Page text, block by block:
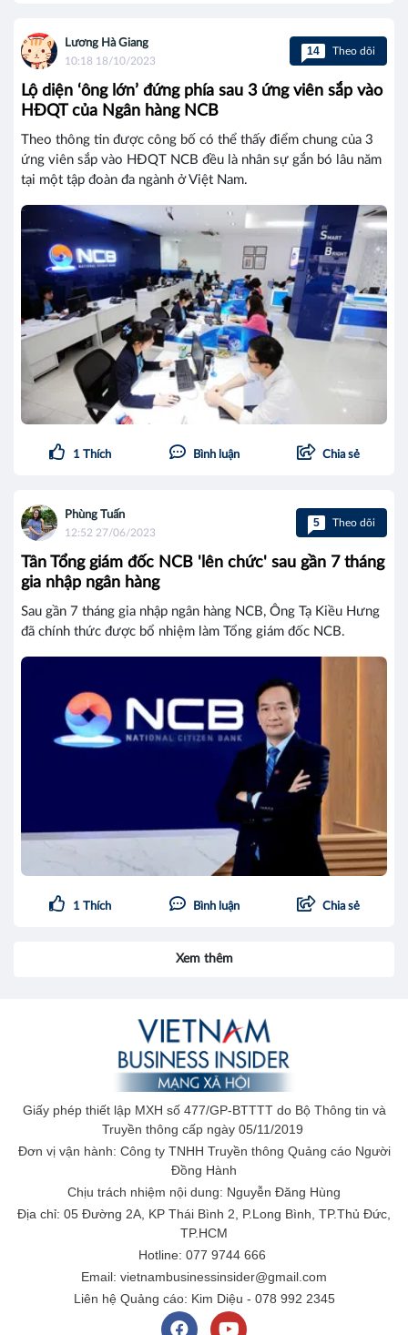
Lương Hà Giang
10:18 18/10/2023
14 Theo dõi
Lộ diện ‘ông lớn’ đứng phía sau 3 ứng viên sắp vào
HĐQT của Ngân hàng NCB
Theo thông tin được công bố có thể thấy điểm chung của 3
ứng viên sắp vào HĐQT NCB đều là nhân sự gắn bó lâu năm
tại một tập đoàn đa ngành ở Việt Nam.
1 Thích Bình luận Chia sẻ
Phùng Tuấn
12:52 27/06/2023
5 Theo dõi
Tân Tổng giám đốc NCB 'lên chức' sau gần 7 tháng
gia nhập ngân hàng
Sau gần 7 tháng gia nhập ngân hàng NCB, Ông Tạ Kiều Hưng
đã chính thức được bổ nhiệm làm Tổng giám đốc NCB.
1 Thích Bình luận Chia sẻ
Xem thêm
Giấy phép thiết lập MXH số 477/GP-BTTTT do Bộ Thông tin và
Truyền thông cấp ngày 05/11/2019
Đơn vị vận hành: Công ty TNHH Truyền thông Quảng cáo Người
Đồng Hành
Chịu trách nhiệm nội dung: Nguyễn Đăng Hùng
Địa chỉ: 05 Đường 2A, KP Thái Bình 2, P.Long Bình, TP.Thủ Đức,
TP.HCM
Hotline: 077 9744 666
Email: vietnambusinessinsider@gmail.com
Liên hệ Quảng cáo: Kim Diệu - 078 992 2345